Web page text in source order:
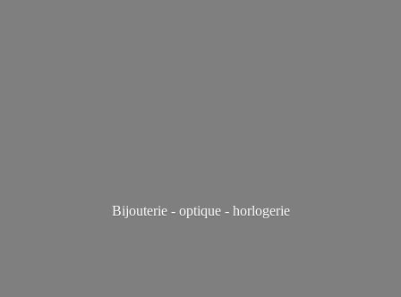
Bijouterie - optique - horlogerie